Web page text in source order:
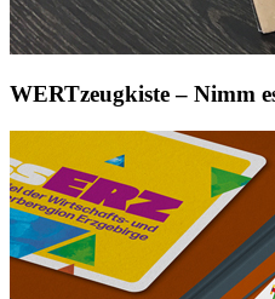
WERTzeugkiste – Nimm